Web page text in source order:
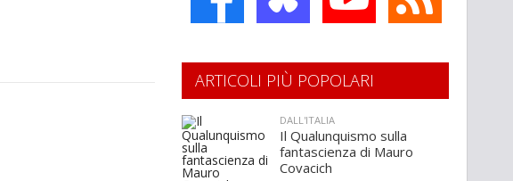
ARTICOLI PIÙ POPOLARI
DALL'ITALIA
Il Qualunquismo sulla
fantascienza di Mauro
Covacich